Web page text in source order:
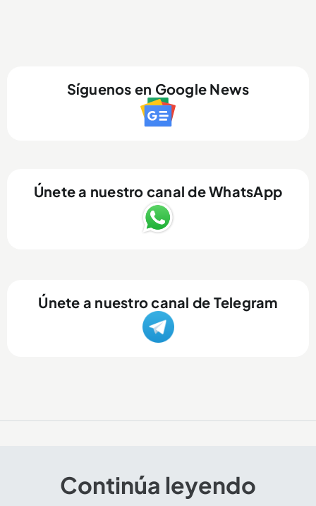
Síguenos en Google News
Únete a nuestro canal de WhatsApp
Únete a nuestro canal de Telegram
Continúa leyendo